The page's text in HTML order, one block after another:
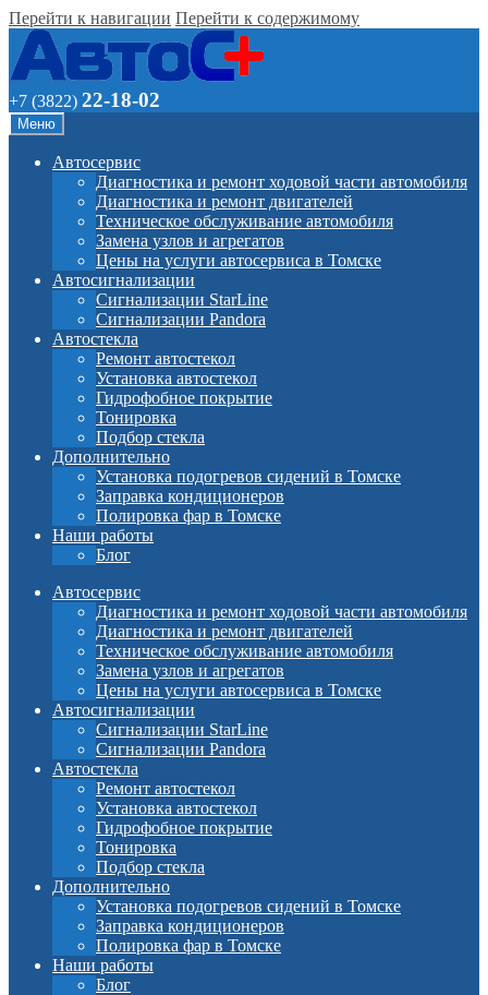
Перейти к навигации Перейти к содержимому
+7 (3822) 22-18-02
Меню
Автосервис
Диагностика и ремонт ходовой части автомобиля
Диагностика и ремонт двигателей
Техническое обслуживание автомобиля
Замена узлов и агрегатов
Цены на услуги автосервиса в Томске
Автосигнализации
Сигнализации StarLine
Сигнализации Pandora
Автостекла
Ремонт автостекол
Установка автостекол
Гидрофобное покрытие
Тонировка
Подбор стекла
Дополнительно
Установка подогревов сидений в Томске
Заправка кондиционеров
Полировка фар в Томске
Наши работы
Блог
Автосервис
Диагностика и ремонт ходовой части автомобиля
Диагностика и ремонт двигателей
Техническое обслуживание автомобиля
Замена узлов и агрегатов
Цены на услуги автосервиса в Томске
Автосигнализации
Сигнализации StarLine
Сигнализации Pandora
Автостекла
Ремонт автостекол
Установка автостекол
Гидрофобное покрытие
Тонировка
Подбор стекла
Дополнительно
Установка подогревов сидений в Томске
Заправка кондиционеров
Полировка фар в Томске
Наши работы
Блог